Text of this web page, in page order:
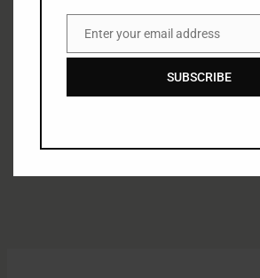
Email
Enter your email address
SUBSCRIBE